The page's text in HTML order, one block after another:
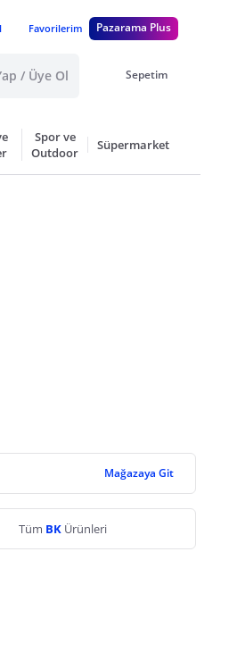
Favorilerim Pazarama Plus
/ Üye Ol Sepetim
Spor ve
Outdoor
Süpermarket
Mağazaya Git
Tüm BK Ürünleri